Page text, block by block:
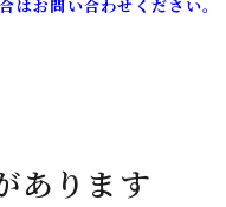
はお問い合わせください。
あります